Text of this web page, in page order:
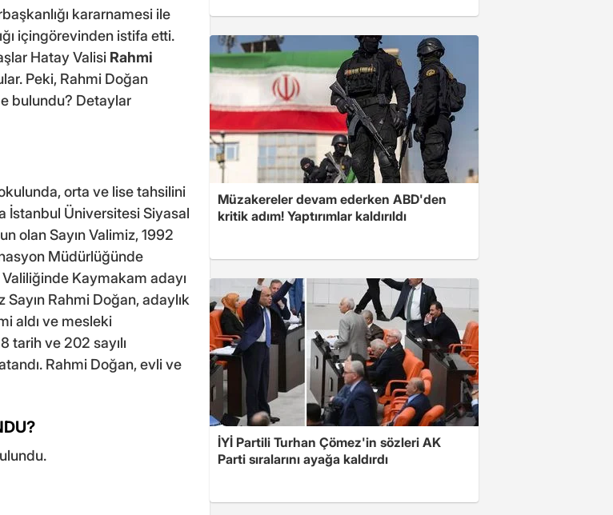
kararnamesi ile
içingörevinden istifa etti.
Hatay Valisi Rahmi
Peki, Rahmi Doğan
bulundu? Detaylar
orta ve lise tahsilini
İstanbul Üniversitesi Siyasal
olan Sayın Valimiz, 1992
Müdürlüğünde
Valiliğinde Kaymakam adayı
Rahmi Doğan, adaylık
aldı ve mesleki
tarih ve 202 sayılı
Rahmi Doğan, evli ve
Müzakereler devam ederken ABD'den
kritik adım! Yaptırımlar kaldırıldı
İYİ Partili Turhan Çömez'in sözleri AK
Parti sıralarını ayağa kaldırdı